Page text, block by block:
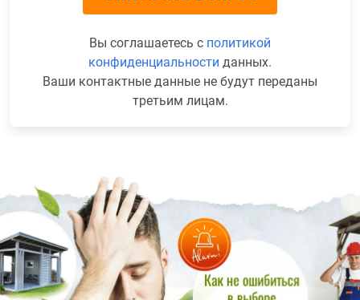
Вы соглашаетесь с политикой
конфиденциальности данных.
Ваши контактные данные не будут переданы
третьим лицам.